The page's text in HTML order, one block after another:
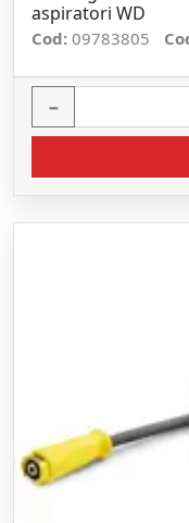
aspiratori WD
Cod: 09783805
−